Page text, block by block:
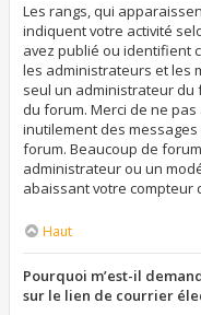
Les rangs, qui
indiquent votre activité
avez publié ou identifient
les administrateurs et les
seul un administrateur
du forum. Merci de ne
inutilement des
forum. Beaucoup de
administrateur ou un
abaissant votre compteur
Haut
Pourquoi m’est-il
sur le lien de courrier